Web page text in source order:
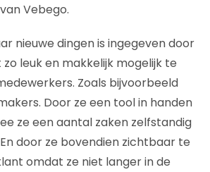
Vebego.
nieuwe dingen is ingegeven door
leuk en makkelijk mogelijk te
Zoals bijvoorbeeld
Door ze een tool in handen
ze een aantal zaken zelfstandig
door ze bovendien zichtbaar te
omdat ze niet langer in de